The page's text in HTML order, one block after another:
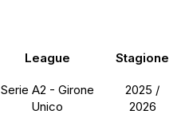
League Stagione
Serie A2 - Girone
Unico
2025 /
2026